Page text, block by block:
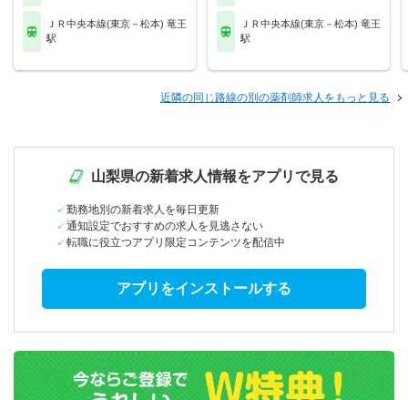
ＪＲ中央本線(東京－松本) 竜王
駅
ＪＲ中央本線(東京－松本) 竜王
駅
近隣の同じ路線の別の薬剤師求人をもっと見る
山梨県の新着求人情報をアプリで見る
勤務地別の新着求人を毎日更新
通知設定でおすすめの求人を見逃さない
転職に役立つアプリ限定コンテンツを配信中
アプリをインストールする